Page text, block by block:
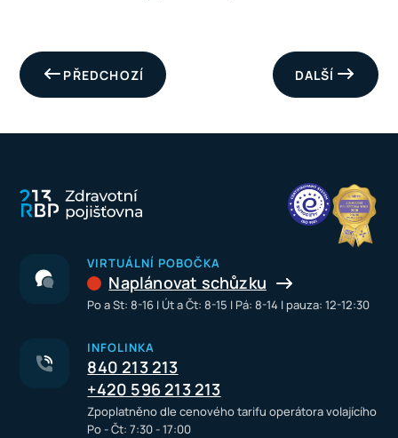
DALŠÍ
PŘEDCHOZÍ
VIRTUÁLNÍ POBOČKA
Naplánovat schůzku
Po a St: 8-16 I Út a Čt: 8-15 I Pá: 8-14 I pauza: 12-12:30
INFOLINKA
840 213 213
+420 596 213 213
Zpoplatněno dle cenového tarifu operátora volajícího
Po - Čt: 7:30 - 17:00